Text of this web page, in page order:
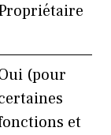
(pour
et